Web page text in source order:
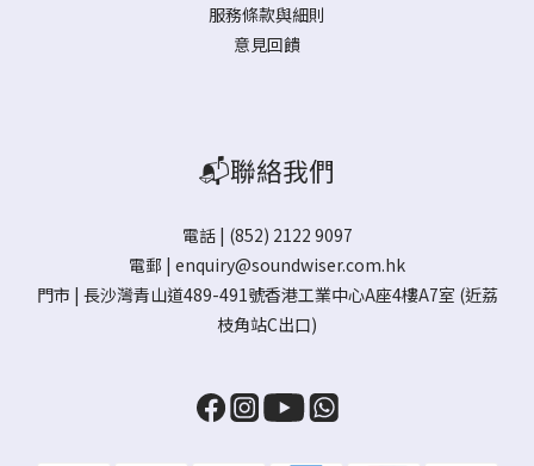
服務條款與細則
意見回饋
📬聯絡我們
電話 | (852) 2122 9097
電郵 | enquiry@soundwiser.com.hk
門市 | 長沙灣青山道489-491號香港工業中心A座4樓A7室 (近荔
枝角站C出口)